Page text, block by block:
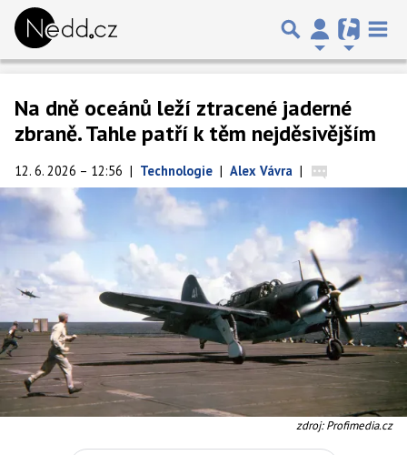
Na dně oceánů leží ztracené jaderné
zbraně. Tahle patří k těm nejděsivějším
12. 6. 2026 – 12:56 | Technologie | Alex Vávra |
zdroj: Profimedia.cz